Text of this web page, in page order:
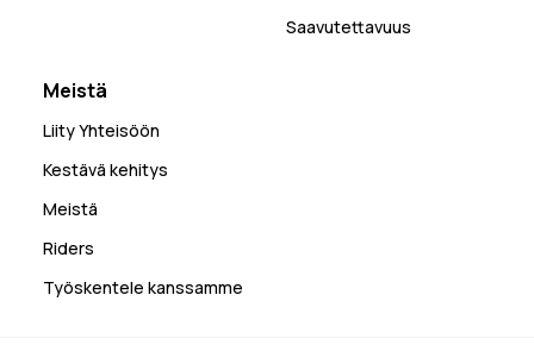
Saavutettavuus
Meistä
Liity Yhteisöön
Kestävä kehitys
Meistä
Riders
Työskentele kanssamme